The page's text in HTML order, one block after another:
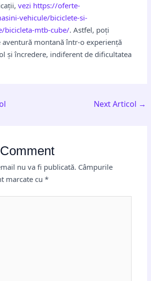
vezi https://oferte-
vehicule/biciclete-si-
bicicleta-mtb-cube/. Astfel, poți
montană într-o experiență
și încredere, indiferent de dificultatea
Next Articol →
nu va fi publicată. Câmpurile
marcate cu*